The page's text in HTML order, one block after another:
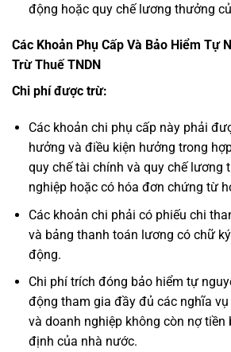
động hoặc quy chế lương thưởng
Các Khoản Phụ Cấp Và Bảo Hiểm Tự
Trừ Thuế TNDN
Chi phí được trừ:
Các khoản chi phụ cấp này phải
hưởng và điều kiện hưởng trong
quy chế tài chính và quy chế lương
nghiệp hoặc có hóa đơn chứng từ
Các khoản chi phải có phiếu chi
và bảng thanh toán lương có chữ
động.
Chi phí trích đóng bảo hiểm tự
động tham gia đầy đủ các nghĩa
và doanh nghiệp không còn nợ tiền
định của nhà nước.